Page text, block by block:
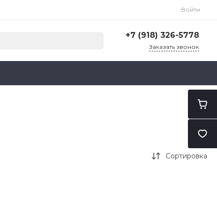
Войти
+7 (918) 326-5778
Заказать звонок
Сортировка